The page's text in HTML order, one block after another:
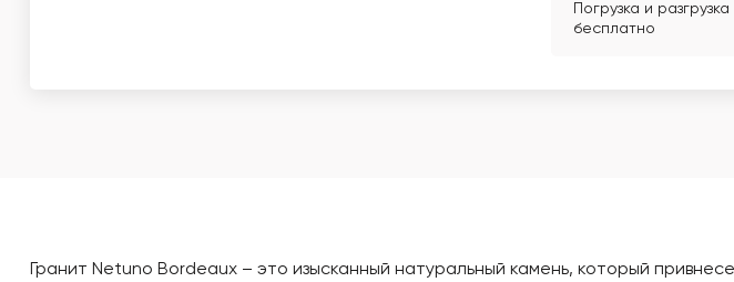
Погрузка и
бесплатно
Гранит Netuno Bordeaux – это изысканный натуральный камень, который